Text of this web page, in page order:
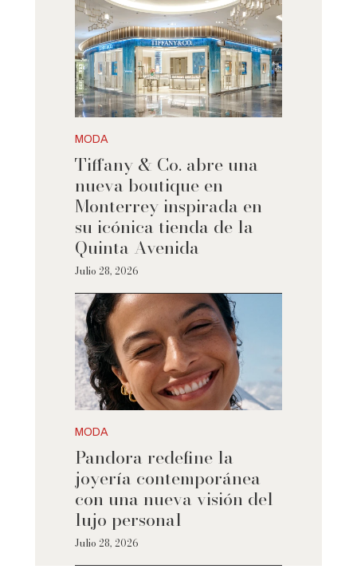
MODA
Tiffany & Co. abre una
nueva boutique en
Monterrey inspirada en
su icónica tienda de la
Quinta Avenida
Julio 28, 2026
MODA
Pandora redefine la
joyería contemporánea
con una nueva visión del
lujo personal
Julio 28, 2026